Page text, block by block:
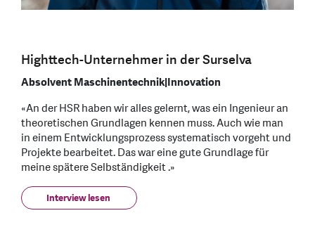
Highttech-Unternehmer in der Surselva
Absolvent Maschinentechnik|Innovation
«An der HSR haben wir alles gelernt, was ein Ingenieur an
theoretischen Grundlagen kennen muss. Auch wie man
in einem Entwicklungsprozess systematisch vorgeht und
Projekte bearbeitet. Das war eine gute Grundlage für
meine spätere Selbständigkeit .»
Interview lesen